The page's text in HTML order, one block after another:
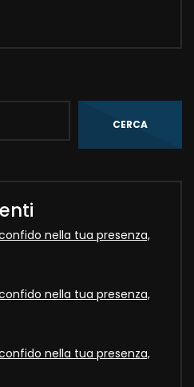
CERCA
nella tua presenza,
nella tua presenza,
nella tua presenza,